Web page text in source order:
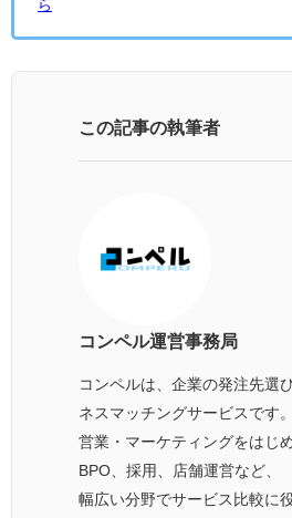
ら
この記事の執筆者
コンペル運営事務局
コンペルは、企業の発注先選
ネスマッチングサービスです。
営業・マーケティングをはじ
BPO、採用、店舗運営など、
幅広い分野でサービス比較に